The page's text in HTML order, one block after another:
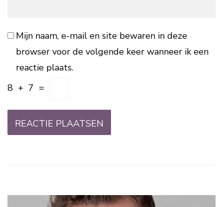
Mijn naam, e-mail en site bewaren in deze
browser voor de volgende keer wanneer ik een
reactie plaats.
8 + 7 =